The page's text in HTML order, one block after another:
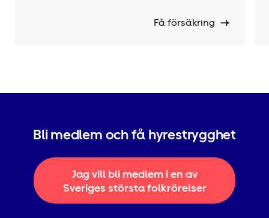
Få försäkring
Bli medlem och få hyrestrygghet
Jag vill bli medlem i en av
Sveriges största folkrörelser